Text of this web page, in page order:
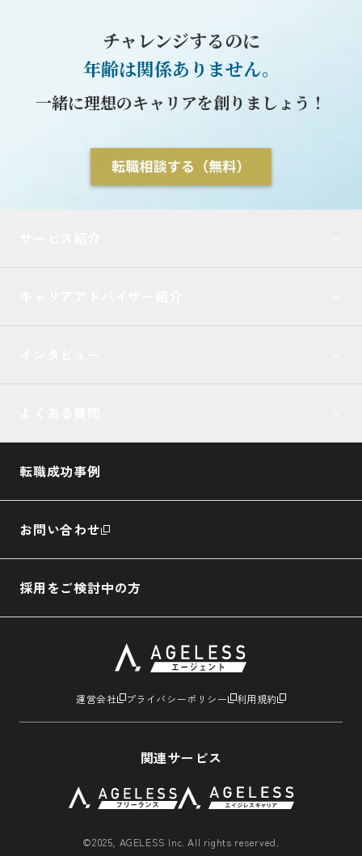
チャレンジするのに
年齢は関係ありません。
一緒に理想のキャリアを創りましょう！
転職成功事例
お問い合わせ
採用をご検討中の方
運営会社 プライバシーポリシー 利用規約
関連サービス
©2025, AGELESS Inc. All rights reserved.